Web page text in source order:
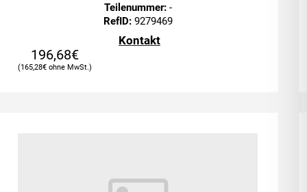
Teilenummer:-
RefID:9279469
Kontakt
196,68€
165,28€